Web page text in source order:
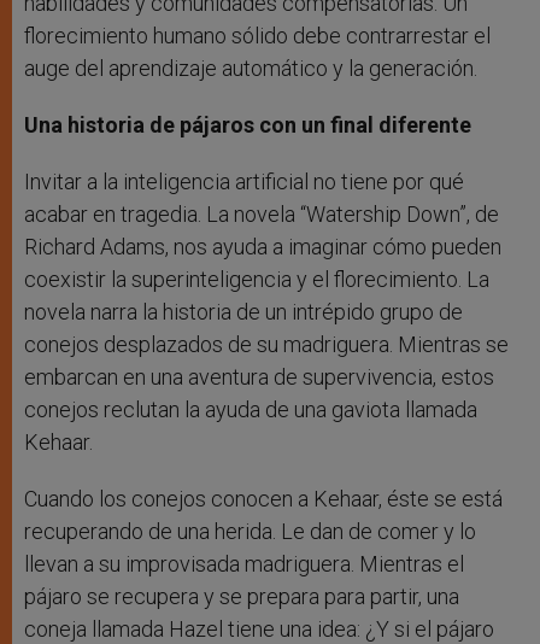
florecimiento humano sólido debe contrarrestar el
auge del aprendizaje automático y la generación.
Una historia de pájaros con un final diferente
Invitar a la inteligencia artificial no tiene por qué
acabar en tragedia. La novela “Watership Down”, de
Richard Adams, nos ayuda a imaginar cómo pueden
coexistir la superinteligencia y el florecimiento. La
novela narra la historia de un intrépido grupo de
conejos desplazados de su madriguera. Mientras se
embarcan en una aventura de supervivencia, estos
conejos reclutan la ayuda de una gaviota llamada
Kehaar.
Cuando los conejos conocen a Kehaar, éste se está
recuperando de una herida. Le dan de comer y lo
llevan a su improvisada madriguera. Mientras el
pájaro se recupera y se prepara para partir, una
coneja llamada Hazel tiene una idea: ¿Y si el pájaro